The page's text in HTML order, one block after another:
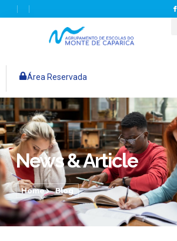
Área Reservada
News & Article
Home Blog